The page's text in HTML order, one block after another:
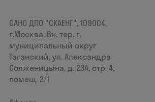
ОАНО ДПО "СКАЕНГ", 109004,
г.Москва, Вн. тер. г.
муниципальный округ
Таганский, ул. Александра
Солженицына, д. 23А, стр. 4,
помещ. 2/1